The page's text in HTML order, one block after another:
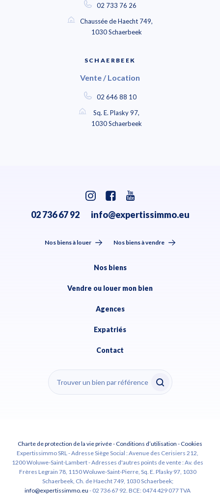
02 733 76 26
Chaussée de Haecht 749,
1030 Schaerbeek
SCHAERBEEK
Vente / Location
02 646 88 10
Sq. E. Plasky 97,
1030 Schaerbeek
02 736 67 92 info@expertissimmo.eu
Nos biens à louer Nos biens à vendre
Nos biens
Vendre ou louer mon bien
Agences
Expatriés
Contact
Charte de protection de la vie privée-Conditions d’utilisation -Cookies
Expertissimmo SRL - Adresse Siège Social : Avenue des Cerisiers 212,
1200 Woluwe-Saint-Lambert - Adresses d'autres points de vente : Av. des
Frères Legrain 78, 1150 Woluwe-Saint-Pierre, Sq. E. Plasky 97, 1030
Schaerbeek, Ch. de Haecht 749, 1030 Schaerbeek;
info@expertissimmo.eu - 02 736 67 92. BCE: 0474 429 077 TVA